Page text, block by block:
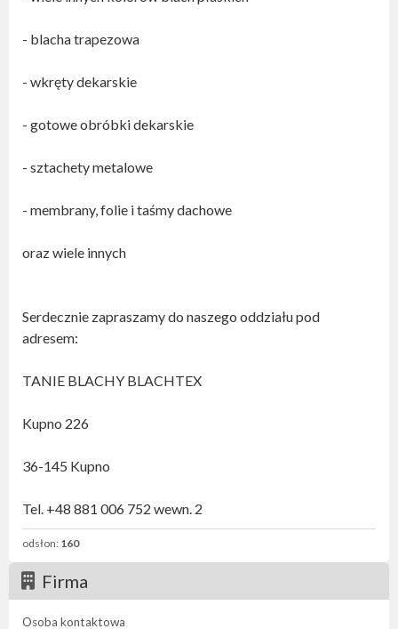
- blacha trapezowa
- wkręty dekarskie
- gotowe obróbki dekarskie
- sztachety metalowe
- membrany, folie i taśmy dachowe
oraz wiele innych
Serdecznie zapraszamy do naszego oddziału pod
adresem:
TANIE BLACHY BLACHTEX
Kupno 226
36-145 Kupno
Tel. +48 881 006 752 wewn. 2
odsłon: 160
Firma
Osoba kontaktowa